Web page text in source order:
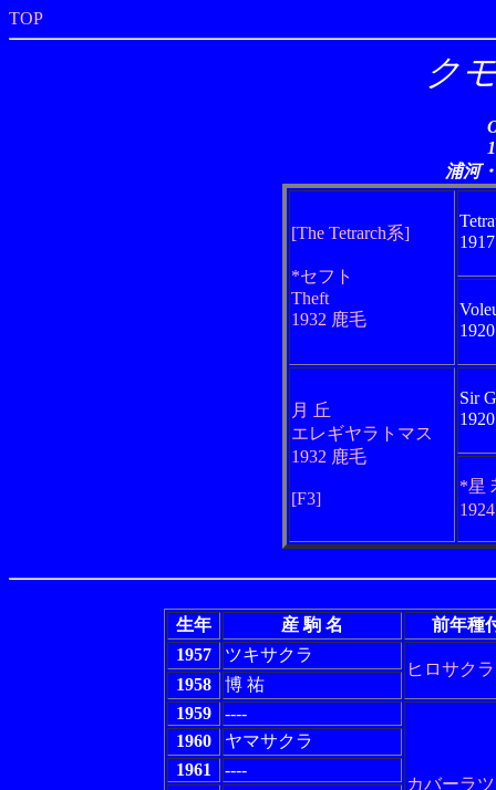
TOP
ク
浦河
[The Tetrarch系]
*セフト
Theft
1932 鹿毛
月 丘
エレギヤラトマス
1932 鹿毛
[F3]
Sir
*星
生年 産 駒 名
前年種
1957
ツキサクラ
ヒロサクラ
1958
博 祐
1959
----
カバーラ
1960
ヤマサクラ
1961
----